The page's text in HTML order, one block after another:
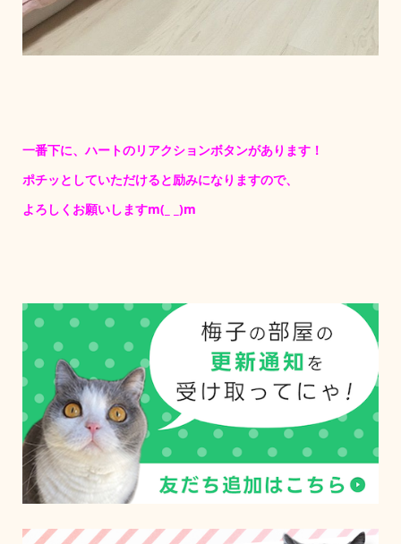
一番下に、ハートのリアクションボタンがあります！
ポチッとしていただけると励みになりますので、
よろしくお願いしますm(_ _)m